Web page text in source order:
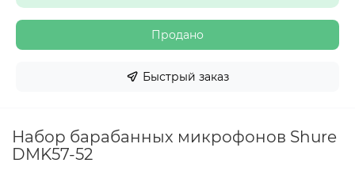
Продано
Быстрый заказ
Набор барабанных микрофонов Shure
DMK57-52